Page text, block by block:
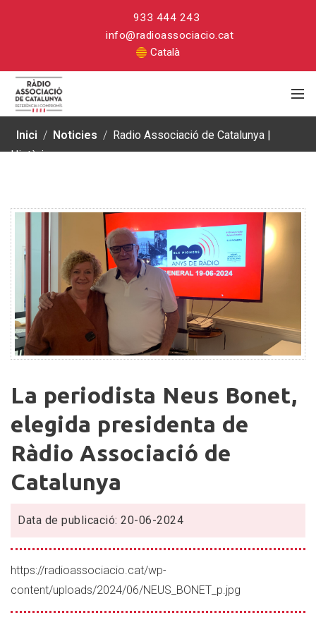
933 444 243
info@radioassociacio.cat
Català
Inici / Noticies / Radio Associació de Catalunya |
Història
periodista
Neus
Bonet,
elegida
presidenta
de
Associació
La periodista Neus Bonet,
elegida presidenta de
Ràdio Associació de
Catalunya
Data de publicació: 20-06-2024
https://radioassociacio.cat/wp-
content/uploads/2024/06/NEUS_BONET_p.jpg